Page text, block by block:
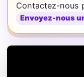
Contactez-nous
Envoyez-nous